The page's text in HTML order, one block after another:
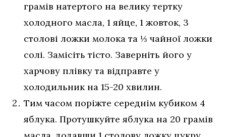
грамів натертого на велику тертку
холодного масла, 1 яйце, 1 жовток, 3
столові ложки молока та ⅓ чайної ложки
солі. Замісіть тісто. Заверніть його у
харчову плівку та відправте у
холодильник на 15-20 хвилин.
Тим часом поріжте середнім кубиком 4
яблука. Протушкуйте яблука на 20 грамів